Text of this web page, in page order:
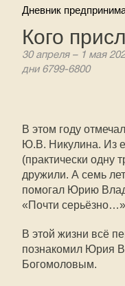
Дневник
Кого
30 апреля – 1 мая
дни 6799-6800
В этом году
Ю.В. Никулина. Из
(практически одну
дружили. А семь
помогал Юрию
«Почти
В этой жизни всё
познакомил Юрия
Богомоловым.